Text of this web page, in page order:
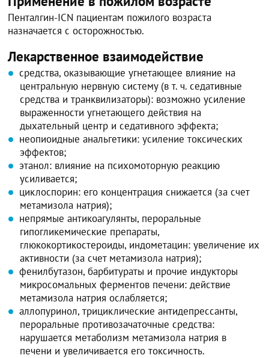
Пенталгин-ICN пациентам пожилого возраста
назначается с осторожностью.
Лекарственное взаимодействие
средства, оказывающие угнетающее влияние на
центральную нервную систему (в т. ч. седативные
средства и транквилизаторы): возможно усиление
выраженности угнетающего действия на
дыхательный центр и седативного эффекта;
неопиоидные анальгетики: усиление токсических
эффектов;
этанол: влияние на психомоторную реакцию
усиливается;
циклоспорин: его концентрация снижается (за счет
метамизола натрия);
непрямые антикоагулянты, пероральные
гипогликемические препараты,
глюкокортикостероиды, индометацин: увеличение их
активности (за счет метамизола натрия);
фенилбутазон, барбитураты и прочие индукторы
микросомальных ферментов печени: действие
метамизола натрия ослабляется;
аллопуринол, трициклические антидепрессанты,
пероральные противозачаточные средства:
нарушается метаболизм метамизола натрия в
печени и увеличивается его токсичность.